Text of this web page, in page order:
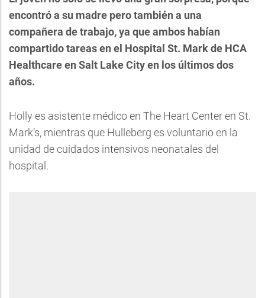
encontró a su madre pero también a una
compañera de trabajo, ya que ambos habían
compartido tareas en el Hospital St. Mark de HCA
Healthcare en Salt Lake City en los últimos dos
años.
Holly es asistente médico en The Heart Center en St.
Mark’s, mientras que Hulleberg es voluntario en la
unidad de cuidados intensivos neonatales del
hospital.